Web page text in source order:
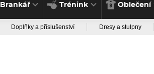
Brankář Trénink Oblečení
Doplňky a příslušenství Dresy a stulpny